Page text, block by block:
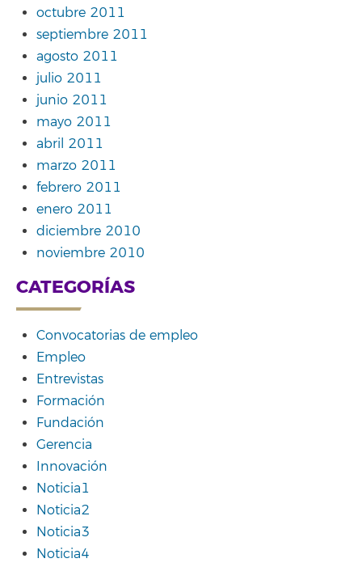
octubre 2011
septiembre 2011
agosto 2011
julio 2011
junio 2011
mayo 2011
abril 2011
marzo 2011
febrero 2011
enero 2011
diciembre 2010
noviembre 2010
CATEGORÍAS
Convocatorias de empleo
Empleo
Entrevistas
Formación
Fundación
Gerencia
Innovación
Noticia1
Noticia2
Noticia3
Noticia4